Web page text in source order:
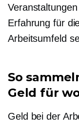
Erfahrung für
Arbeitsumfeld
So
Geld für
Geld bei der